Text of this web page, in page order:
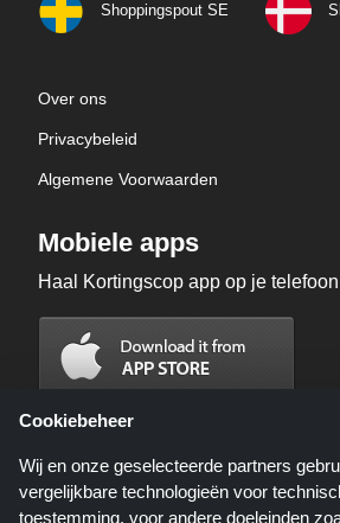
Shoppingspout SE
Over ons
Privacybeleid
Algemene Voorwaarden
Mobiele apps
Haal Kortingscop app op je
Cookiebeheer
Wij en onze geselecteerde partners
vergelijkbare technologieën voor
toestemming, voor andere doeleinden